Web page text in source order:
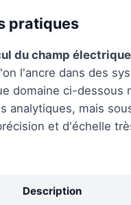
pratiques
du champ électrique
l'ancre dans des
domaine ci-dessous
analytiques, mais
et d'échelle
Description